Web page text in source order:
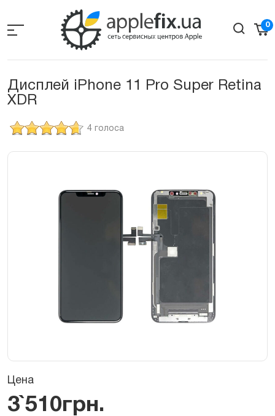
the
0
Дисплей iPhone 11 Pro Super Retina
XDR
4 голоса
Цена
3`510грн.